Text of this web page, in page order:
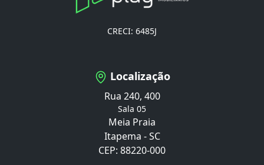
CRECI: 6485J
Localização
Rua 240, 400
Sala 05
Meia Praia
Itapema - SC
CEP: 88220-000